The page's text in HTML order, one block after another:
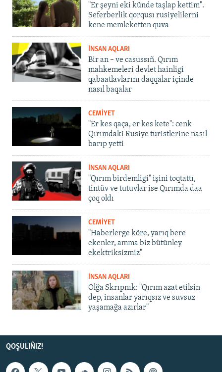
"Er şeyni eki künde taşlap kettim".
Seferberlik qorqusı rusiyelilerni
kene memleketten quva
İNSAN AQLARI
Bir an – ve casussıñ. Qırım
mahkemeleri devlet hainligi
qabaatlavlarını daqqalar içinde
nasıl baqalar
CEMİYET
"Er kes qaça, er kes kete": cenk
Qırımdaki Rusiye turistlerine nasıl
barıp yetti
İNSAN AQLARI
"Qırım birdemligi" işini toqtattı,
tintüv ve tutuvlar ise Qırımda daa
çoq oldı
CEMİYET
"Haberlerge köre, yarıq bere
ekenler, amma biz bütünley
ekektriksizmiz"
İNSAN AQLARI
Olğa Skrıpnık: "Qırım azat etilsin
dep, insanlar yarıqsız ve suvsuz
yaşamağa azırlar"
QOŞULIÑIZ!